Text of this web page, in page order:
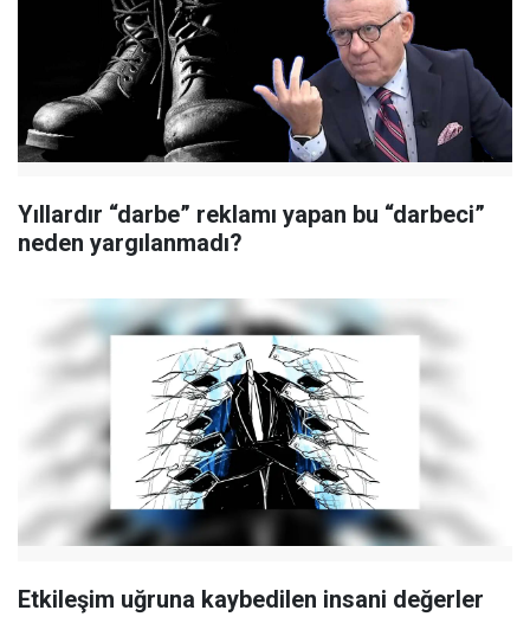
Yıllardır “darbe” reklamı yapan bu “darbeci”
neden yargılanmadı?
Etkileşim uğruna kaybedilen insani değerler